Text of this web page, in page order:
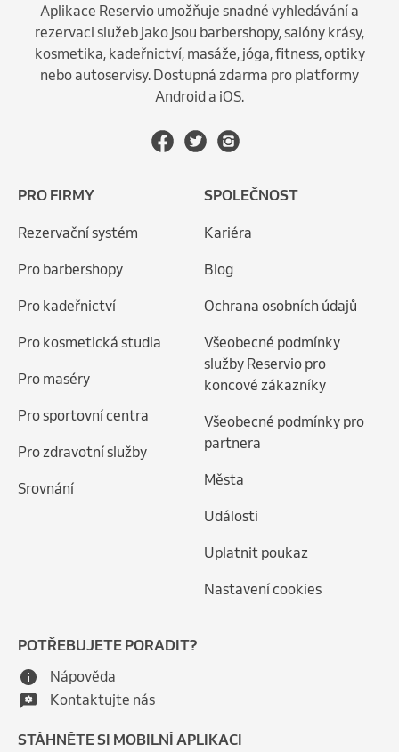
Aplikace Reservio umožňuje snadné vyhledávání a
rezervaci služeb jako jsou barbershopy, salóny krásy,
kosmetika, kadeřnictví, masáže, jóga, fitness, optiky
nebo autoservisy. Dostupná zdarma pro platformy
Android a iOS.
PRO FIRMY
Rezervační systém
Pro barbershopy
Pro kadeřnictví
Pro kosmetická studia
Pro maséry
Pro sportovní centra
Pro zdravotní služby
Srovnání
SPOLEČNOST
Kariéra
Blog
Ochrana osobních údajů
Všeobecné podmínky
služby Reservio pro
koncové zákazníky
Všeobecné podmínky pro
partnera
Města
Události
Uplatnit poukaz
Nastavení cookies
POTŘEBUJETE PORADIT?
Nápověda
Kontaktujte nás
STÁHNĚTE SI MOBILNÍ APLIKACI